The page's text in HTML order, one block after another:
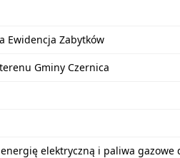
Ewidencja Zabytków
Gminy Czernica
elektryczną i paliwa